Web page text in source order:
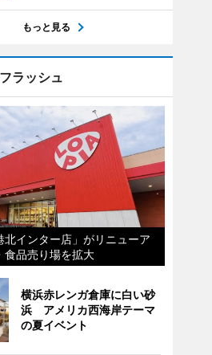
もっと見る
ラッシュ
北インター店」がリニューア
品売り場を拡大
横浜赤レンガ倉庫に白い砂
浜 アメリカ西海岸テーマ
の夏イベント